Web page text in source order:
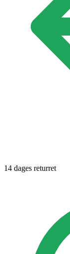
14 dages returret